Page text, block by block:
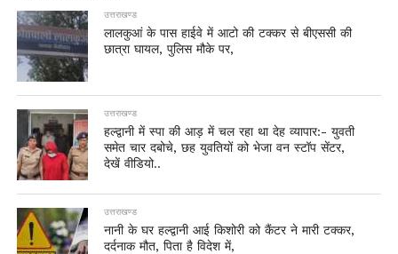
उत्तराखण्ड
लालकुआं के पास हाईवे में आटो की टक्कर से बीएससी की
छात्रा घायल, पुलिस मौके पर,
उत्तराखण्ड
हल्द्वानी में स्पा की आड़ में चल रहा था देह व्यापार:- युवती
समेत चार दबोचे, छह युवतियों को भेजा वन स्टॉप सेंटर,
देखें वीडियो..
उत्तराखण्ड
नानी के घर हल्द्वानी आई किशोरी को कैंटर ने मारी टक्कर,
दर्दनाक मौत, पिता है विदेश में,